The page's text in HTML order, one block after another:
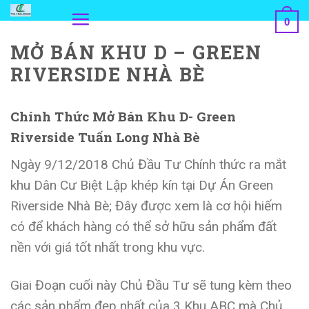
Skip
content
0
MỞ BÁN KHU D – GREEN
RIVERSIDE NHÀ BÈ
Chính Thức Mở Bán Khu D- Green
Riverside Tuấn Long Nhà Bè
Ngày 9/12/2018 Chủ Đầu Tư Chính thức ra mắt
khu Dân Cư Biệt Lập khép kín tại Dự Án Green
Riverside Nhà Bè; Đây được xem là cơ hội hiếm
có để khách hàng có thể sở hữu sản phẩm đất
nền với giá tốt nhất trong khu vực.
Giai Đoạn cuối này Chủ Đầu Tư sẽ tung kèm theo
các sản phẩm đẹp nhất của 3 Khu ABC mà Chủ